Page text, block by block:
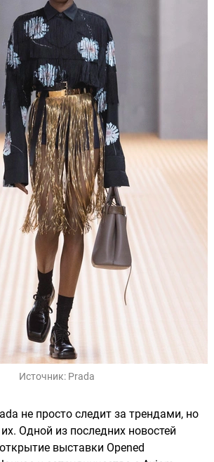
Источник: Prada
не просто следит за трендами, но
Одной из последних новостей
выставки Opened